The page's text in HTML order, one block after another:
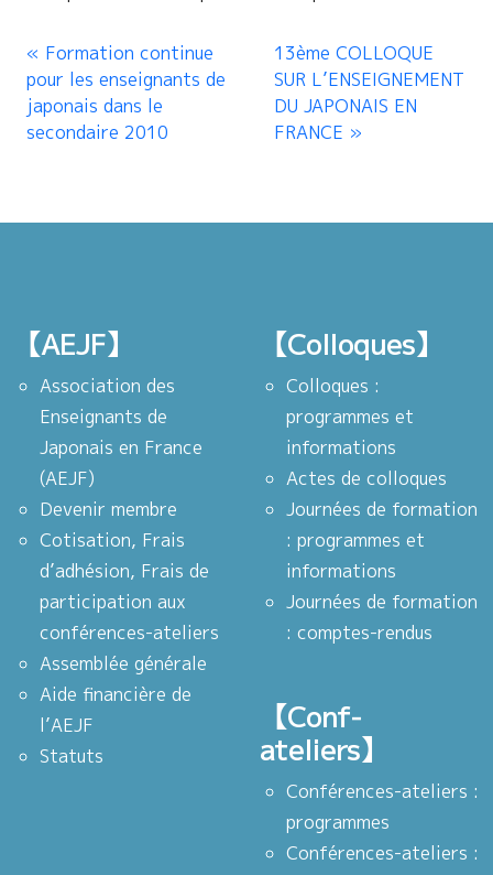
Formation continue
pour les enseignants de
japonais dans le
secondaire 2010
13ème COLLOQUE
SUR L’ENSEIGNEMENT
DU JAPONAIS EN
FRANCE
【AEJF】
Association des
Enseignants de
Japonais en France
(AEJF)
Devenir membre
Cotisation, Frais
d’adhésion, Frais de
participation aux
conférences-ateliers
Assemblée générale
Aide financière de
l’AEJF
Statuts
【Colloques】
Colloques :
programmes et
informations
Actes de colloques
Journées de formation
: programmes et
informations
Journées de formation
: comptes-rendus
【Conf-
ateliers】
Conférences-ateliers :
programmes
Conférences-ateliers :